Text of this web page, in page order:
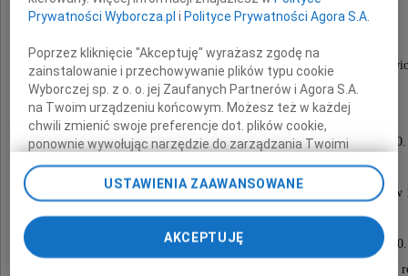
dobry Człowiek.
Msza żałobna za duszę Zmarłego zostanie
w kościele Św. Michała Archanioła
przy ul. Gawronów 20 w Katowicach
w piątek 6 grudnia 2024 roku o godzinie 15.00.
Msza pogrzebowa odbędzie się
w kościele Św. Wojciecha przy ul. Toporczyków
w Książu Wielkim (powiat Miechów),
w sobotę 7 grudnia 2024 roku o godzinie 13:00.
Urna z prochami Zmarłego zostanie złożona w krypcie
Prywatności Wyborcza.pl i Polityce Prywatności Agora S.A.
Poprzez kliknięcie "Akceptuję" wyrażasz zgodę na
zainstalowanie i przechowywanie plików typu cookie
Wyborczej sp. z o. o. jej Zaufanych Partnerów i Agora S.A.
na Twoim urządzeniu końcowym. Możesz też w każdej
chwili zmienić swoje preferencje dot. plików cookie,
ponownie wywołując narzędzie do zarządzania Twoimi
preferencjami dot. przetwarzania danych poprzez
odnośnik „Ustawienia prywatności” w stopce serwisu i
przechodząc do sekcji „Ustawienia zaawansowane”.
Zmiana ustawień plików cookie możliwa jest także za
pomocą ustawień przeglądarki.
USTAWIENIA ZAAWANSOWANE
AKCEPTUJĘ